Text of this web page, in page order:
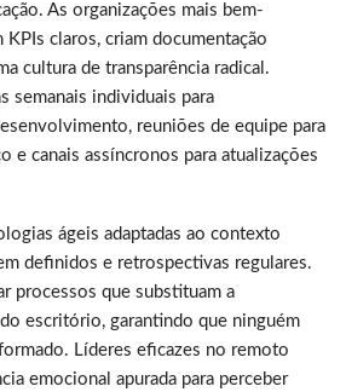
As organizações mais bem-
KPIs claros, criam documentação
cultura de transparência radical.
semanais individuais para
reuniões de equipe para
e canais assíncronos para atualizações
ágeis adaptadas ao contexto
definidos e retrospectivas regulares.
processos que substituam a
escritório, garantindo que ninguém
Líderes eficazes no remoto
emocional apurada para perceber